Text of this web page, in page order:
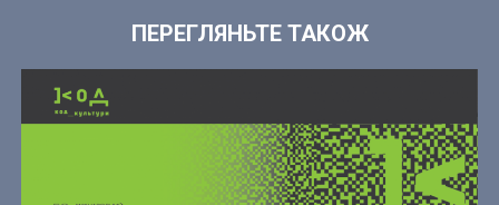
ПЕРЕГЛЯНЬТЕ ТАКОЖ